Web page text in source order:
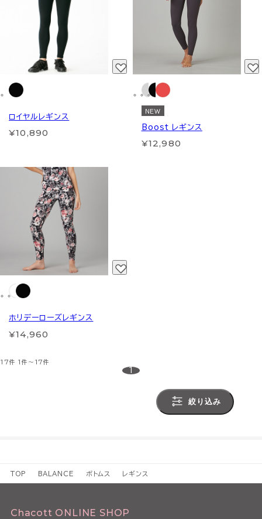
ロイヤルレギンス
¥10,890
NEW
Boost レギンス
¥12,980
ホリデーローズレギンス
¥14,960
17件 1件～17件
1
絞り込み
TOP BALANCE ボトムス レギンス
Chacott ONLINE SHOP